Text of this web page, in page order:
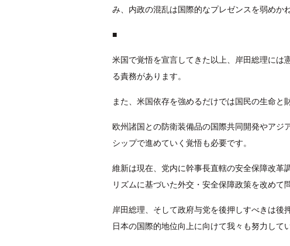
み、内政の混乱は国際的なプレゼンスを弱めか
■
米国で覚悟を宣言してきた以上、岸田総理には
る責務があります。
また、米国依存を強めるだけでは国民の生命と
欧州諸国との防衛装備品の国際共同開発やアジ
シップで進めていく覚悟も必要です。
維新は現在、党内に幹事長直轄の安全保障改革
リズムに基づいた外交・安全保障政策を改めて
岸田総理、そして政府与党を後押しすべきは後
日本の国際的地位向上に向けて我々も努力して